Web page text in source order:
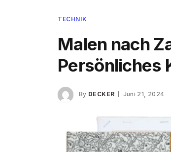
TECHNIK
Malen nach
Persönliches
By DECKER Juni 21, 2024